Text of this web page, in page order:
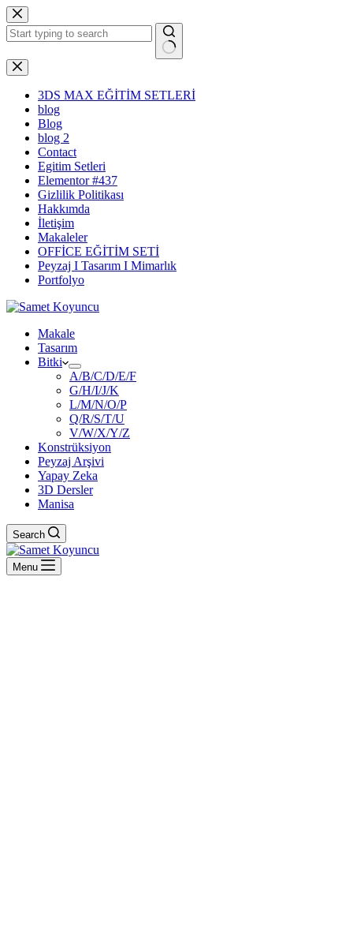
Skip
to
content
No
results
3DS MAX EĞİTİM SETLERİ
blog
Blog
blog 2
Contact
Egitim Setleri
Elementor #437
Gizlilik Politikası
Hakkımda
İletişim
Makaleler
OFFİCE EĞİTİM SETİ
Peyzaj I Tasarım I Mimarlık
Portfolyo
Makale
Tasarım
Bitki
A/B/C/D/E/F
G/H/I/J/K
L/M/N/O/P
Q/R/S/T/U
V/W/X/Y/Z
Konstrüksiyon
Peyzaj Arşivi
Yapay Zeka
3D Dersler
Manisa
Search
Menu